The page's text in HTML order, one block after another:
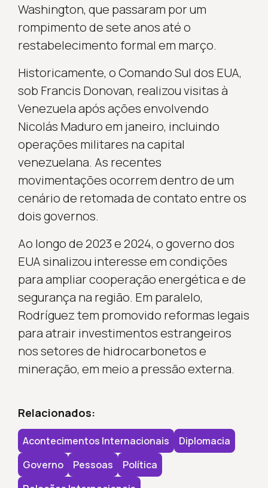
Washington, que passaram por um
rompimento de sete anos até o
restabelecimento formal em março.
Historicamente, o Comando Sul dos EUA,
sob Francis Donovan, realizou visitas à
Venezuela após ações envolvendo
Nicolás Maduro em janeiro, incluindo
operações militares na capital
venezuelana. As recentes
movimentações ocorrem dentro de um
cenário de retomada de contato entre os
dois governos.
Ao longo de 2023 e 2024, o governo dos
EUA sinalizou interesse em condições
para ampliar cooperação energética e de
segurança na região. Em paralelo,
Rodríguez tem promovido reformas legais
para atrair investimentos estrangeiros
nos setores de hidrocarbonetos e
mineração, em meio a pressão externa.
Relacionados:
Acontecimentos Internacionais
Diplomacia
Governo
Pessoas
Política